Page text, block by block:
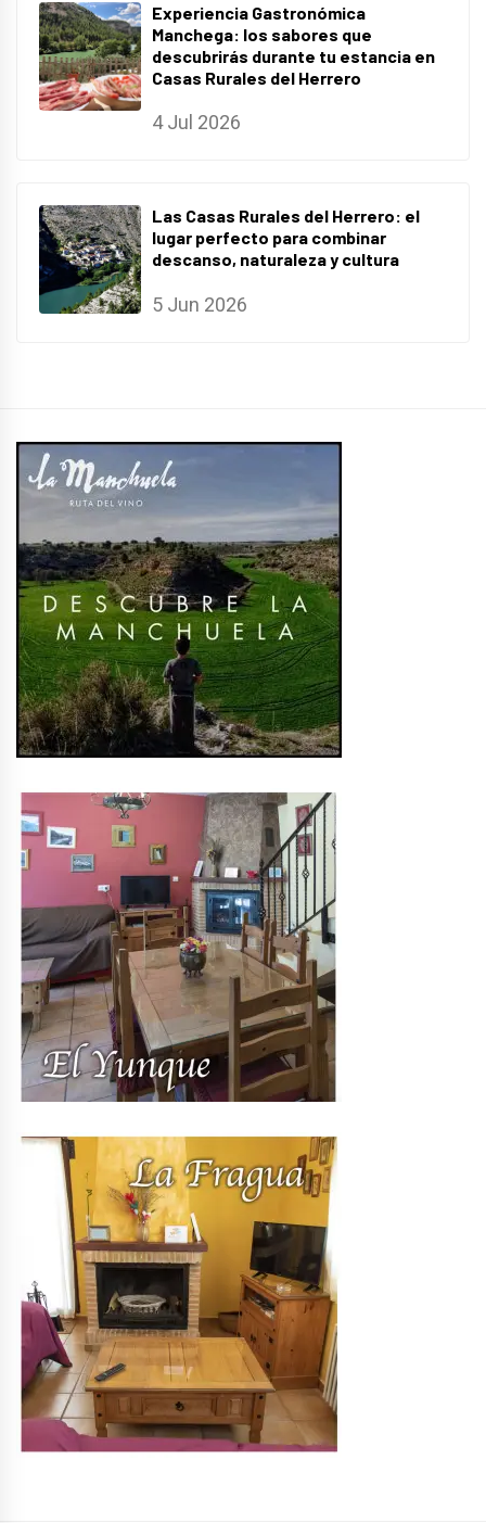
Experiencia Gastronómica
Manchega: los sabores que
descubrirás durante tu estancia en
Casas Rurales del Herrero
4 Jul 2026
Las Casas Rurales del Herrero: el
lugar perfecto para combinar
descanso, naturaleza y cultura
5 Jun 2026